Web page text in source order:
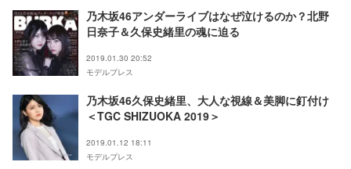
乃木坂46アンダーライブはなぜ泣けるのか？北野
日奈子＆久保史緒里の魂に迫る
2019.01.30 20:52
モデルプレス
乃木坂46久保史緒里、大人な視線＆美脚に釘付け
＜TGC SHIZUOKA 2019＞
2019.01.12 18:11
モデルプレス